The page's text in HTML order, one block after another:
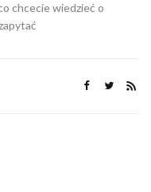
chcecie wiedzieć o